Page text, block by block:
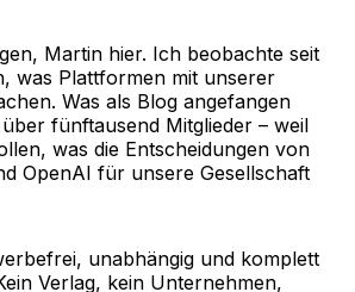
Martin hier. Ich beobachte seit
was Plattformen mit unserer
Was als Blog angefangen
fünftausend Mitglieder – weil
was die Entscheidungen von
OpenAI für unsere Gesellschaft
unabhängig und komplett
Verlag, kein Unternehmen,